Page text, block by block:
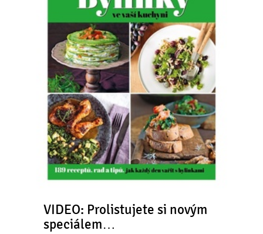
VIDEO: Prolistujete si novým
speciálem…